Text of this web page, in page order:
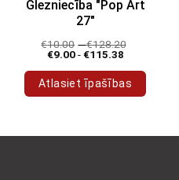
Glezniecība "Pop Art
27"
€10.00 -€128.20
€9.00-€115.38
Atlasiet īpašības
ir